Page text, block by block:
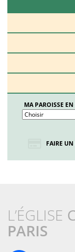
MA PAROISSE EN
FAIRE
L’ÉGLISE
PARIS